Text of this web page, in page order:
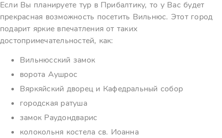
Если Вы планируете тур в Прибалтику, то у Вас будет
прекрасная возможность посетить Вильнюс. Этот город
подарит яркие впечатления от таких
достопримечательностей, как:
Вильнюсский замок
ворота Аушрос
Вяркяйский дворец и Кафедральный собор
городская ратуша
замок Раудондварис
колокольня костела св. Иоанна